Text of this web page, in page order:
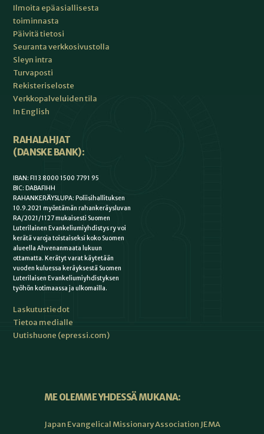
Ilmoita epäasiallisesta
toiminnasta
Päivitä tietosi
Seuranta verkkosivustolla
Sleyn intra
Turvaposti
Rekisteriseloste
Verkkopalveluiden tila
In English
RAHALAHJAT
(DANSKE BANK):
IBAN: FI13 8000 1500 7791 95
BIC: DABAFIHH
RAHANKERÄYSLUPA: Poliisihallituksen
10.9.2021 myöntämän rahankeräysluvan
RA/2021/1127 mukaisesti Suomen
Luterilainen Evankeliumiyhdistys ry voi
kerätä varoja toistaiseksi koko Suomen
alueella Ahvenanmaata lukuun
ottamatta. Kerätyt varat käytetään
vuoden kuluessa keräyksestä Suomen
Luterilaisen Evankeliumiyhdistyksen
työhön kotimaassa ja ulkomailla.
Laskutustiedot
Tietoa medialle
Uutishuone (epressi.com)
ME OLEMME YHDESSÄ MUKANA:
Japan Evangelical Missionary Association JEMA